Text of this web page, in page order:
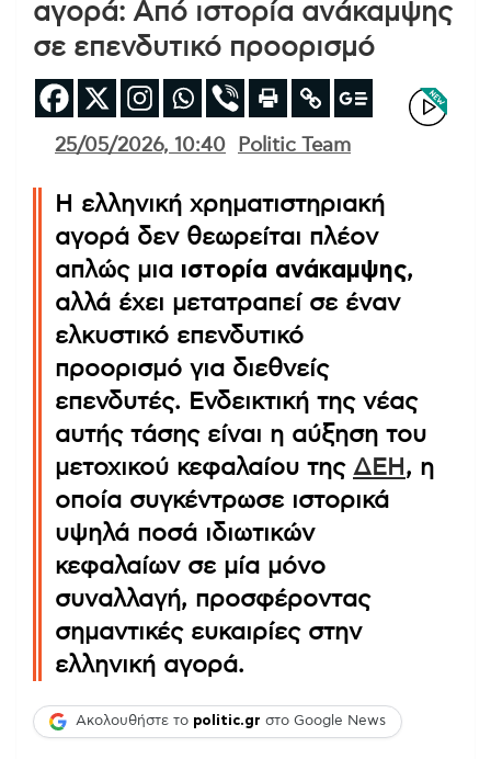
αγορά: Από ιστορία ανάκαμψης
σε επενδυτικό προορισμό
25/05/2026, 10:40 Politic Team
Η ελληνική χρηματιστηριακή
αγορά δεν θεωρείται πλέον
απλώς μια ιστορία ανάκαμψης,
αλλά έχει μετατραπεί σε έναν
ελκυστικό επενδυτικό
προορισμό για διεθνείς
επενδυτές. Ενδεικτική της νέας
αυτής τάσης είναι η αύξηση του
μετοχικού κεφαλαίου της ΔΕΗ , η
οποία συγκέντρωσε ιστορικά
υψηλά ποσά ιδιωτικών
κεφαλαίων σε μία μόνο
συναλλαγή, προσφέροντας
σημαντικές ευκαιρίες στην
ελληνική αγορά.
Ακολουθήστε το politic.gr στο Google News